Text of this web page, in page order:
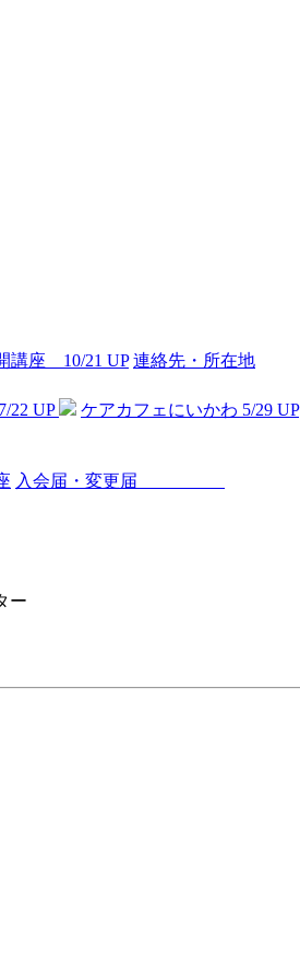
講座 10/21 UP 連絡先・所在地
22 UP ケアカフェにいかわ 5/29 UP
入会届・変更届
ー